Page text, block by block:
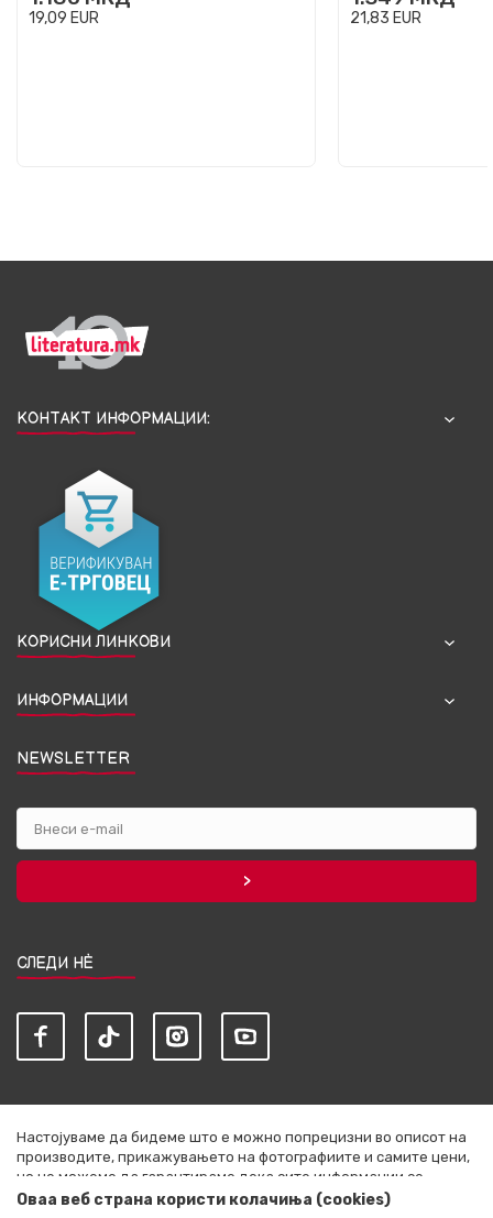
19,09 EUR 21,83 EUR
КОНТАКТ ИНФОРМАЦИИ:
КОРИСНИ ЛИНКОВИ
ИНФОРМАЦИИ
NEWSLETTER
СЛЕДИ НЀ
Настојуваме да бидеме што е можно попрецизни во описот на
производите, прикажувањето на фотографиите и самите цени,
но не можеме да гарантираме дека сите информации се
комплетни и без грешки. Сите артикли прикажани на сајтот се
Оваа веб страна користи колачиња (cookies)